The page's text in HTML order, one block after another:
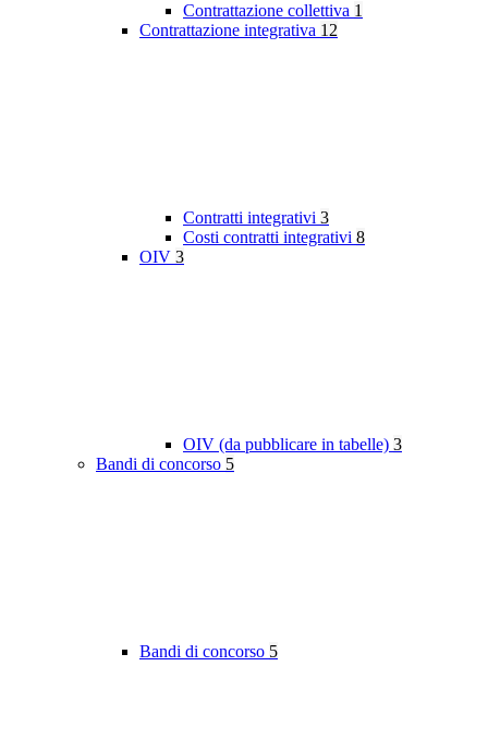
Contrattazione collettiva 1
Contrattazione integrativa 12
Contratti integrativi 3
Costi contratti integrativi 8
OIV 3
OIV (da pubblicare in tabelle) 3
Bandi di concorso 5
Bandi di concorso 5